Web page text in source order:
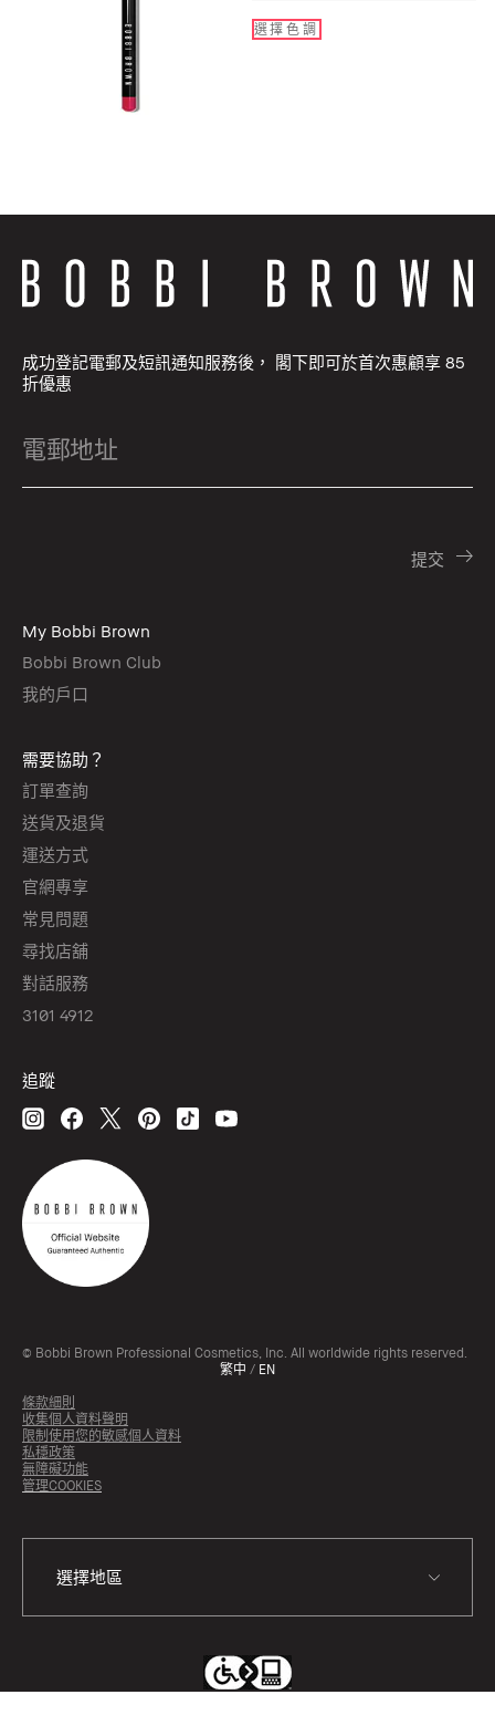
選擇色調
成功登記電郵及短訊通知服務後， 閣下即可於首次惠顧享 85
折優惠
My Bobbi Brown
Bobbi Brown Club
我的戶口
需要協助？
訂單查詢
送貨及退貨
運送方式
官網專享
常見問題
尋找店舖
對話服務
3101 4912
追蹤
© Bobbi Brown Professional Cosmetics, Inc. All worldwide rights reserved.
繁中 / EN
條款細則
收集個人資料聲明
限制使用您的敏感個人資料
私穩政策
無障礙功能
管理COOKIES